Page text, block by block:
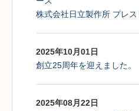
株式会社日立製作所 プレス
2025年10月01日
創立25周年を迎えました。
2025年08月22日